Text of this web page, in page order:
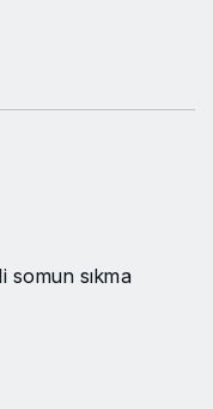
somun sıkma